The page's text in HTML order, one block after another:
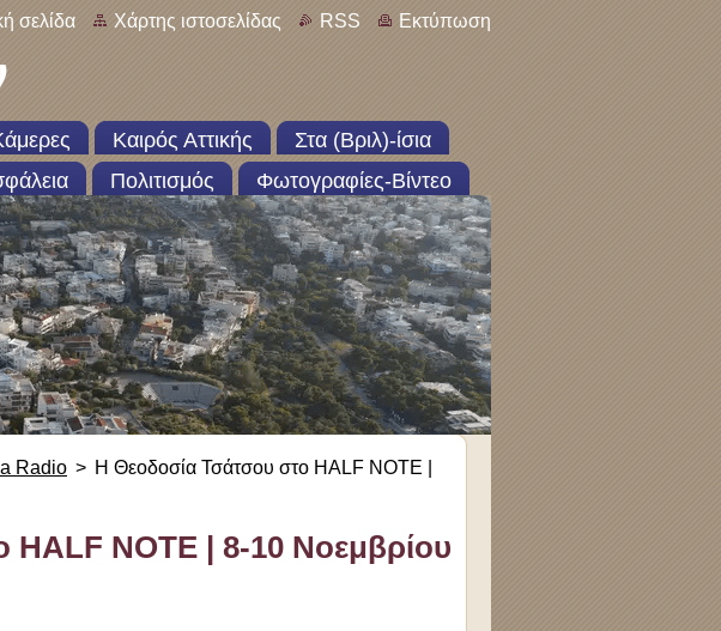
σελίδα Χάρτης ιστοσελίδας RSS Εκτύπωση
Καιρός Αττικής
Στα (Βριλ)-ίσια
Πολιτισμός Φωτογραφίες-Βίντεο
Radio > H Θεοδοσία Τσάτσου στο HALF NOTE |
NOTE | 8-10 Νοεμβρίου